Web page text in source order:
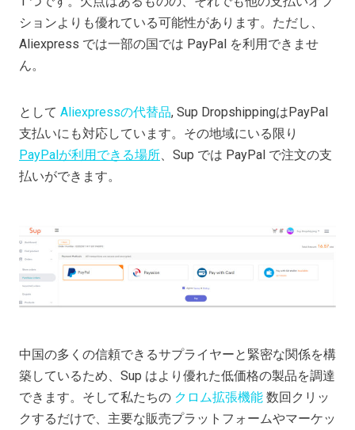
ションよりも優れている可能性があります。ただし、
Aliexpress では一部の国では PayPal を利用できませ
ん。
として Aliexpressの代替品, Sup DropshippingはPayPal
支払いにも対応しています。その地域にいる限り
PayPalが利用できる場所、Sup では PayPal で注文の支
払いができます。
中国の多くの信頼できるサプライヤーと緊密な関係を構
築しているため、Sup はより優れた低価格の製品を調達
できます。そして私たちの クロム拡張機能 数回クリッ
クするだけで、主要な販売プラットフォームやマーケッ